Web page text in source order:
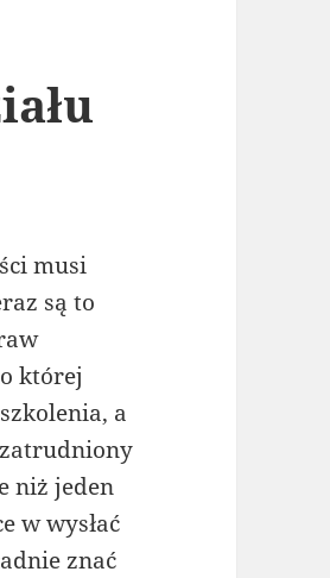
musi
są to
której
a
niż jeden
w wysłać
znać